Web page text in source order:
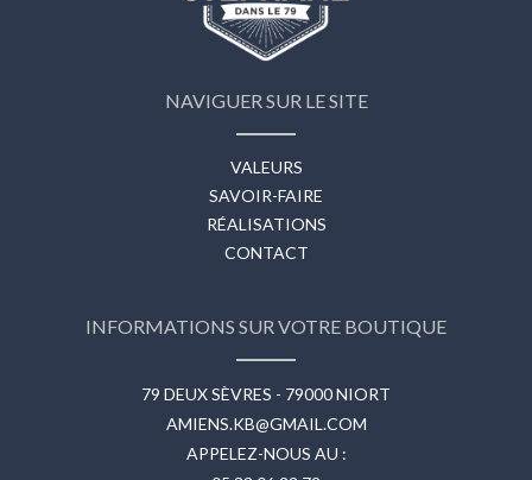
NAVIGUER SUR LE SITE
VALEURS
SAVOIR-FAIRE
RÉALISATIONS
CONTACT
INFORMATIONS SUR VOTRE BOUTIQUE
79 DEUX SÈVRES - 79000 NIORT
AMIENS.KB@GMAIL.COM
APPELEZ-NOUS AU :